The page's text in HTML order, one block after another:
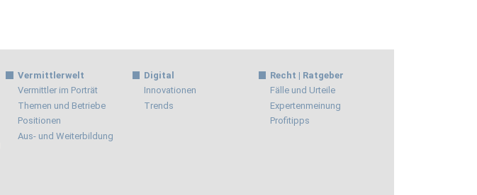
Vermittlerwelt
Vermittler im Porträt
Themen und Betriebe
Positionen
Aus- und Weiterbildung
Digital
Innovationen
Trends
Recht | Ratgeber
Fälle und Urteile
Expertenmeinung
Profitipps